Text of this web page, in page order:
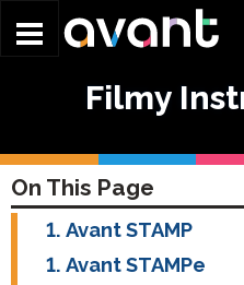
Filmy
On This Page
Avant STAMP
Avant STAMPe